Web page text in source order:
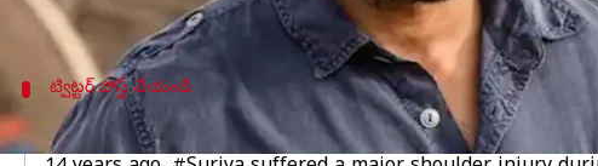
ట్విట్టర్ పోస్ట్ చేయండి
షూటింగ్ లో గాయపడ్డ హీరో సూర్య